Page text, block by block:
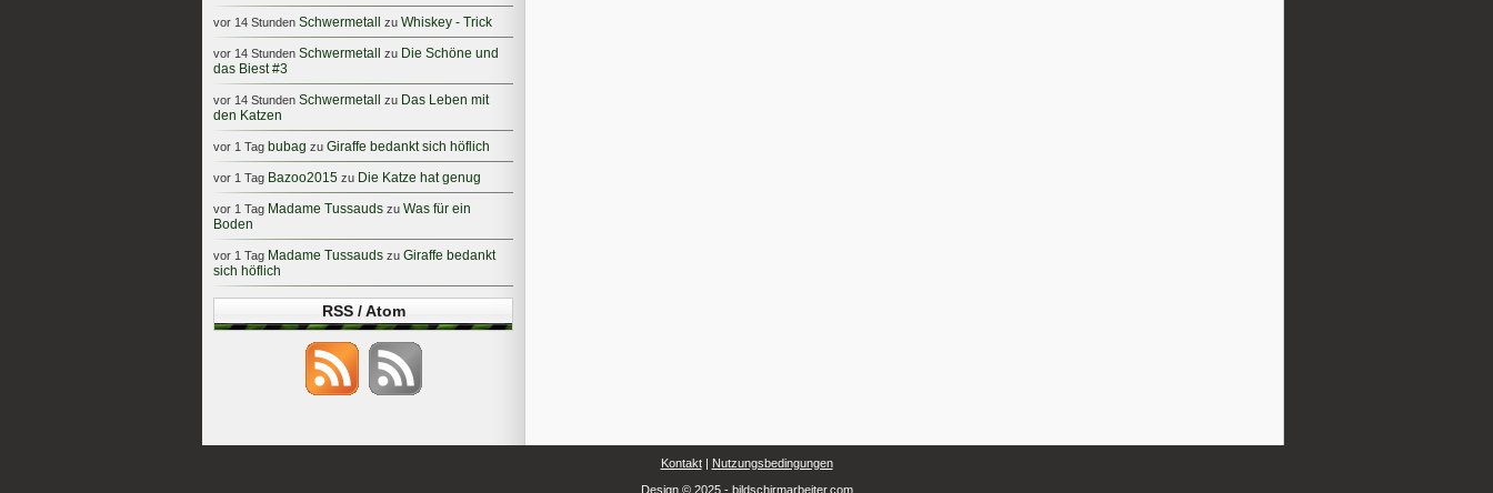
vor 14 Stunden Schwermetall zu Whiskey - Trick
vor 14 Stunden Schwermetall zu Die Schöne und
das Biest #3
vor 14 Stunden Schwermetall zu Das Leben mit
den Katzen
vor 1 Tag bubag zu Giraffe bedankt sich höflich
vor 1 Tag Bazoo2015 zu Die Katze hat genug
vor 1 Tag Madame Tussauds zu Was für ein
Boden
vor 1 Tag Madame Tussauds zu Giraffe bedankt
sich höflich
RSS / Atom
Kontakt| Nutzungsbedingungen
Design © 2025 - bildschirmarbeiter.com